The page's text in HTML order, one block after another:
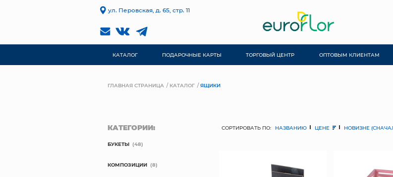
ул. Перовская, д. 65, стр. 11
КАТАЛОГ ПОДАРОЧНЫЕ КАРТЫ ТОРГОВЫЙ ЦЕНТР ОПТОВЫМ КЛИЕНТАМ
ГЛАВНАЯ СТРАНИЦА КАТАЛОГ ЯЩИКИ
СОРТИРОВАТЬ ПО: НАЗВАНИЮ ЦЕНЕ НОВИЗНЕ
КАТЕГОРИИ:
БУКЕТЫ (48)
КОМПОЗИЦИИ (8)